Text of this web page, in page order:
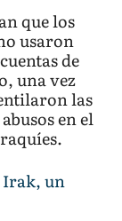
que los
usaron
de
una vez
las
en el
Irak, un